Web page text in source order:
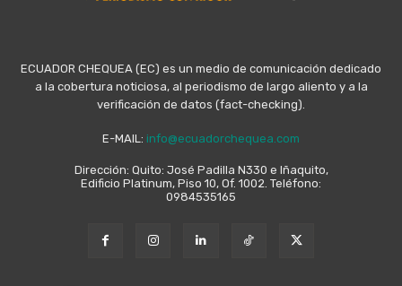
ECUADOR CHEQUEA (EC) es un medio de comunicación dedicado
a la cobertura noticiosa, al periodismo de largo aliento y a la
verificación de datos (fact-checking).
E-MAIL: info@ecuadorchequea.com
Dirección: Quito: José Padilla N330 e Iñaquito,
Edificio Platinum, Piso 10, Of. 1002. Teléfono:
0984535165